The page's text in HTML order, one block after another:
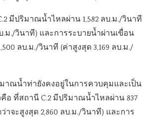
มีปริมาณน้ำไหลผ่าน 1,582 ลบ.ม./วินาที
.ม./วินาที) และการระบายน้ำผ่านเขื่อน
ลบ.ม./วินาที (ค่าสูงสุด 3,169 ลบ.ม./
มาณน้ำท่ายังคงอยู่ในการควบคุมและเป็น
อ ที่สถานี C.2 มีปริมาณน้ำไหลผ่าน 837
าจะสูงสุด 2,860 ลบ.ม./วินาที) และการ